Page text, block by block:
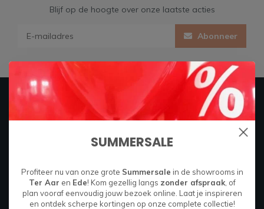
Blijf op de hoogte over onze laatste acties
Abonneer
Firma Hout & Staal
Maakt je thuis!
6718 XM
Ede, Nederland
SUMMERSALE
Profiteer nu van onze grote Summersale in de showrooms in
Ter Aar en Ede! Kom gezellig langs zonder afspraak, of
plan vooraf eenvoudig jouw bezoek online. Laat je inspireren
en ontdek scherpe kortingen op onze complete collectie!